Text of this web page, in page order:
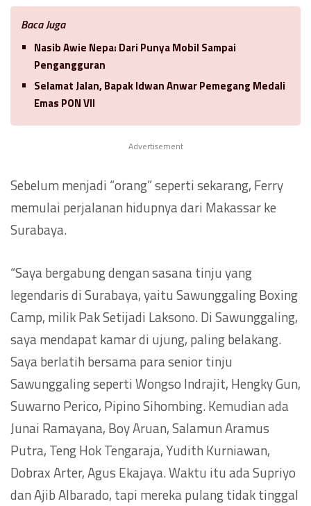
Baca Juga
Nasib Awie Nepa: Dari Punya Mobil Sampai
Pengangguran
Selamat Jalan, Bapak Idwan Anwar Pemegang Medali
Emas PON VII
Advertisement
Sebelum menjadi “orang” seperti sekarang, Ferry
memulai perjalanan hidupnya dari Makassar ke
Surabaya.
“Saya bergabung dengan sasana tinju yang
legendaris di Surabaya, yaitu Sawunggaling Boxing
Camp, milik Pak Setijadi Laksono. Di Sawunggaling,
saya mendapat kamar di ujung, paling belakang.
Saya berlatih bersama para senior tinju
Sawunggaling seperti Wongso Indrajit, Hengky Gun,
Suwarno Perico, Pipino Sihombing. Kemudian ada
Junai Ramayana, Boy Aruan, Salamun Aramus
Putra, Teng Hok Tengaraja, Yudith Kurniawan,
Dobrax Arter, Agus Ekajaya. Waktu itu ada Supriyo
dan Ajib Albarado, tapi mereka pulang tidak tinggal